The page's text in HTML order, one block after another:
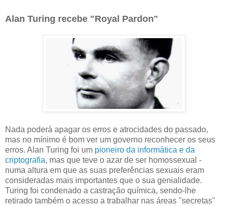
Alan Turing recebe "Royal Pardon"
Nada poderá apagar os erros e atrocidades do passado,
mas no mínimo é bom ver um governo reconhecer os seus
erros. Alan Turing foi um pioneiro da informática e da
criptografia, mas que teve o azar de ser homossexual -
numa altura em que as suas preferências sexuais eram
consideradas mais importantes que o sua genialidade.
Turing foi condenado a castração química, sendo-lhe
retirado também o acesso a trabalhar nas áreas "secretas"